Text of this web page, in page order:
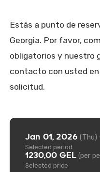
Estás a punto de
Georgia. Por favor,
obligatorios y nuestro
contacto con usted
solicitud.
Jan 01, 2026 (Thu)
Selected period
1230,00 GEL (per
Selected price